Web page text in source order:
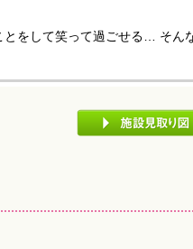
とをして笑って過ごせる… そん